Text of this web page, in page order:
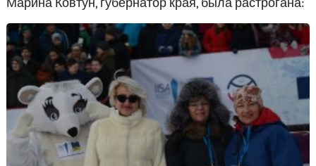
Марина Ковтун, губернатор края, была растрогана: